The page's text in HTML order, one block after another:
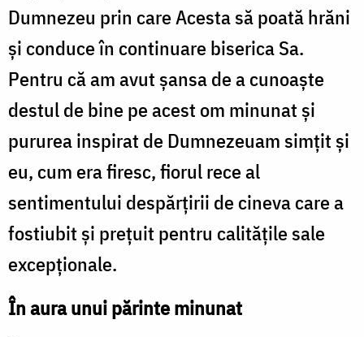
Dumnezeu prin care Acesta să poată hrăni
și conduce în continuare biserica Sa.
Pentru că am avut şansa de a cunoaște
destul de bine pe acest om minunat şi
pururea inspirat de Dumnezeuam simţit şi
eu, cum era firesc, fiorul rece al
sentimentului despărţirii de cineva care a
fostiubit şi preţuit pentru calităţile sale
excepţionale.
În aura unui părinte minunat